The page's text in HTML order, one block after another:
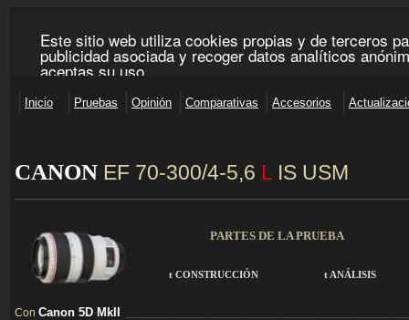
CANON EF 70-300/4-5,6 L IS USM
PARTES DE LA PRUEBA
t CONSTRUCCIÓN t ANÁLISIS
Con Canon 5D MkII